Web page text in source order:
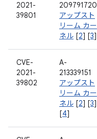
2021-
39801
209791720
アップスト
リーム カー
ネル [2] [3]
CVE-
2021-
39802
A-
213339151
アップスト
リーム カー
ネル [2] [3]
[4]